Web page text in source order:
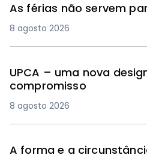
As férias não servem
8 agosto 2026
UPCA – uma nova
compromisso
8 agosto 2026
A forma e a